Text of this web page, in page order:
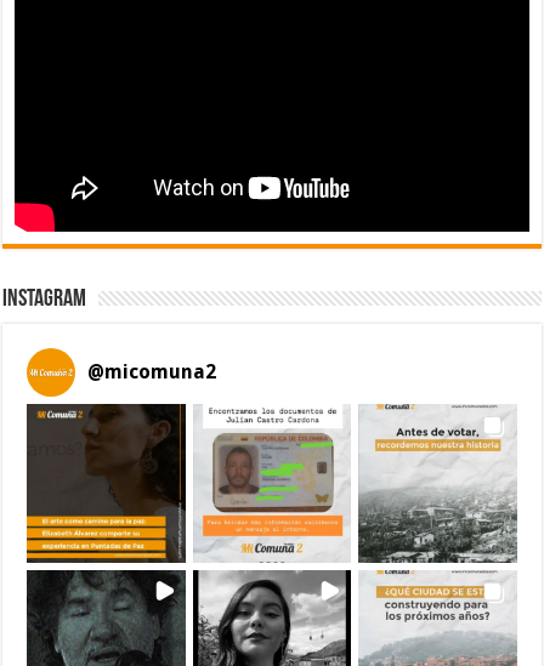
Instagram
@micomuna2